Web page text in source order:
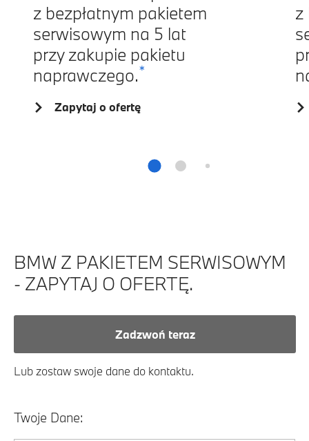
z bezpłatnym pakietem
serwisowym na 5 lat
przy zakupie pakietu
naprawczego.*
Zapytaj o ofertę
z
BMW Z PAKIETEM SERWISOWYM
- ZAPYTAJ O OFERTĘ.
Zadzwoń teraz
Lub zostaw swoje dane do kontaktu.
Twoje Dane: